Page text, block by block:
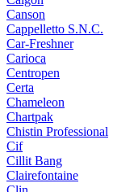
Canson
Cappelletto S.N.C.
Car-Freshner
Carioca
Centropen
Certa
Chameleon
Chartpak
Chistin Professional
Cif
Cillit Bang
Clairefontaine